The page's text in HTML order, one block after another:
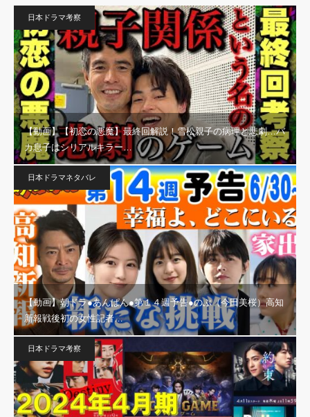
日本ドラマ考察
【動画】【初恋の悪魔】最終回解説！雪松親子の病理と悲劇…バ
カ息子はシリアルキラー…
日本ドラマネタバレ
【動画】朝ドラ●あんぱん●第１４週予告●のぶ（今田美桜）高知
新報戦後初の女性記者…
日本ドラマ考察